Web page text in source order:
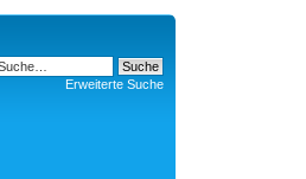
Erweiterte Suche